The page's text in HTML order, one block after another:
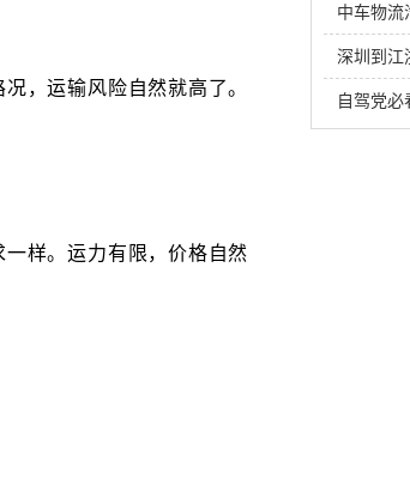
，运输风险自然就高了。
样。运力有限，价格自然